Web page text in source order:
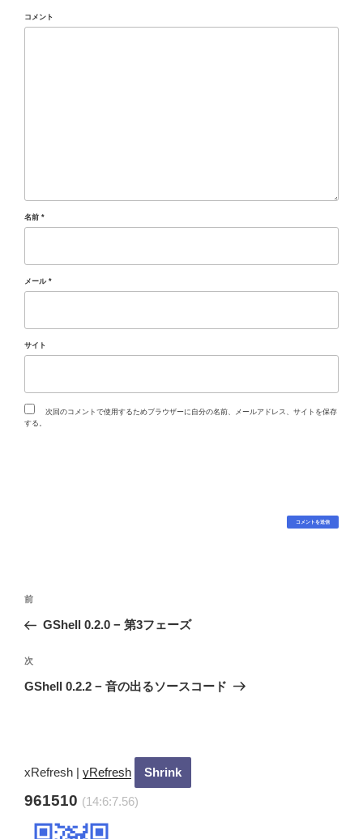
コメント
名前 *
メール *
サイト
次回のコメントで使用するためブラウザーに自分の名前、メールアドレス、サイトを保存
する。
投
ナ
ビ
ゲ
ン
過
去
投
前
GShell 0.2.0 − 第3フェーズ
次
の
次
GShell 0.2.2 − 音の出るソースコード
xRefresh | yRefresh
961510 (14:6:8.76)